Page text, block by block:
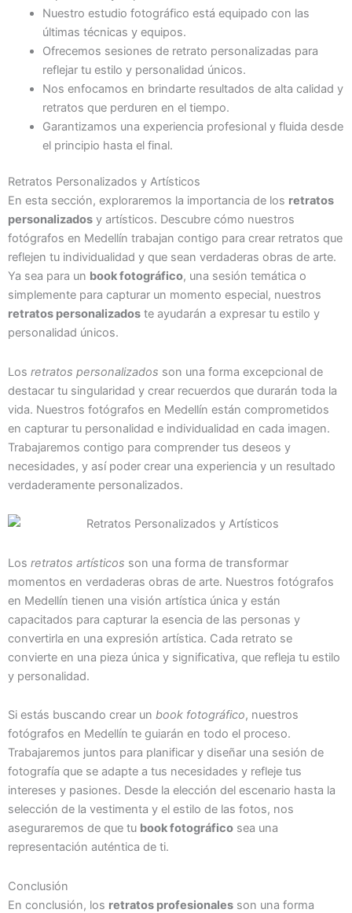
Nuestro estudio fotográfico está equipado con las
últimas técnicas y equipos.
Ofrecemos sesiones de retrato personalizadas para
reflejar tu estilo y personalidad únicos.
Nos enfocamos en brindarte resultados de alta calidad y
retratos que perduren en el tiempo.
Garantizamos una experiencia profesional y fluida desde
el principio hasta el final.
Retratos Personalizados y Artísticos
En esta sección, exploraremos la importancia de los retratos
personalizados y artísticos. Descubre cómo nuestros
fotógrafos en Medellín trabajan contigo para crear retratos que
reflejen tu individualidad y que sean verdaderas obras de arte.
Ya sea para un book fotográfico, una sesión temática o
simplemente para capturar un momento especial, nuestros
retratos personalizados te ayudarán a expresar tu estilo y
personalidad únicos.
Los retratos personalizados son una forma excepcional de
destacar tu singularidad y crear recuerdos que durarán toda la
vida. Nuestros fotógrafos en Medellín están comprometidos
en capturar tu personalidad e individualidad en cada imagen.
Trabajaremos contigo para comprender tus deseos y
necesidades, y así poder crear una experiencia y un resultado
verdaderamente personalizados.
Los retratos artísticos son una forma de transformar
momentos en verdaderas obras de arte. Nuestros fotógrafos
en Medellín tienen una visión artística única y están
capacitados para capturar la esencia de las personas y
convertirla en una expresión artística. Cada retrato se
convierte en una pieza única y significativa, que refleja tu estilo
y personalidad.
Si estás buscando crear un book fotográfico, nuestros
fotógrafos en Medellín te guiarán en todo el proceso.
Trabajaremos juntos para planificar y diseñar una sesión de
fotografía que se adapte a tus necesidades y refleje tus
intereses y pasiones. Desde la elección del escenario hasta la
selección de la vestimenta y el estilo de las fotos, nos
aseguraremos de que tu book fotográfico sea una
representación auténtica de ti.
Conclusión
En conclusión, los retratos profesionales son una forma